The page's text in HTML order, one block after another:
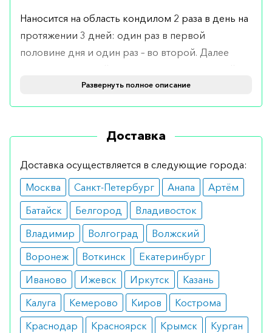
Наносится на область кондилом 2 раза в день на
протяжении 3 дней: один раз в первой
половине дня и один раз – во второй. Далее
следует 4-дневный перерыв. Рекомендуемый
курс лечения составляет 3–4 таких цикла.
остроконечные кондиломы области
Противопоказания
гиперчувствительность к препарату и его
компонентам;
беременность;
лактация.
Побочные реакции
местные аллергические реакции;
баланит, баланопостит.
Аналоги
Развернуть полное описание
Доставка
Доставка осуществляется в следующие города:
Москва
Санкт-Петербург Анапа
Артём
Батайск
Белгород
Владивосток
Владимир
Волгоград
Волжский
Воронеж
Воткинск
Екатеринбург
Иваново
Ижевск Иркутск
Казань
Калуга
Кемерово Киров
Кострома
Краснодар
Красноярск Крымск
Курган